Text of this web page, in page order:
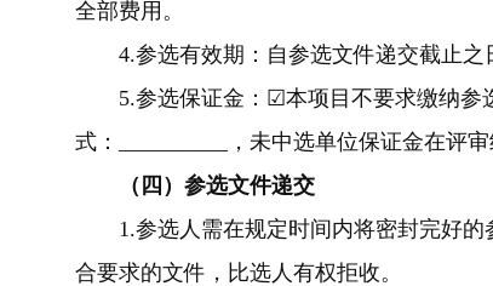
全部费用。
4.参选有效期：自参选文件递交截止之
5.参选保证金： ☑本项目不要求缴纳参
式：__________，未中选单位保证金在评
（四）参选文件递交
1.参选人需在规定时间内将密封完好
合要求的文件，比选人有权拒收。